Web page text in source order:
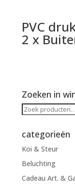
PVC
2 x
Zoeken in
Zoeken
categorieën
Koi & Steur
Beluchting
Cadeau Art. &